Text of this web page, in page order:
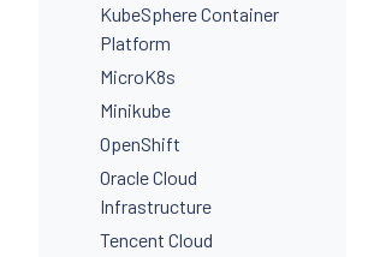
KubeSphere Container
Platform
MicroK8s
Minikube
OpenShift
Oracle Cloud
Infrastructure
Tencent Cloud